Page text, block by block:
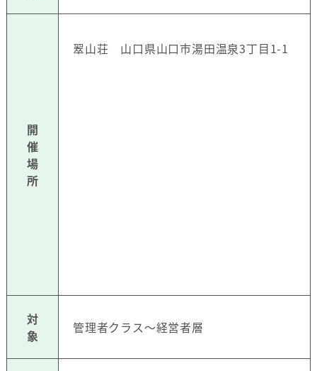
開
催
場
所
翠山荘 山口県山口市湯田温泉3丁目1-1
対
象
管理者クラス～経営者層